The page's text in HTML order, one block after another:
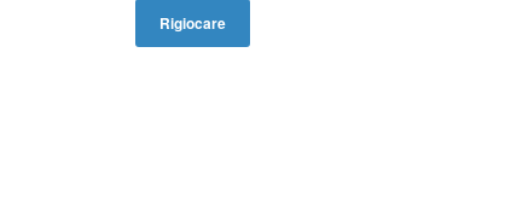
Rigiocare